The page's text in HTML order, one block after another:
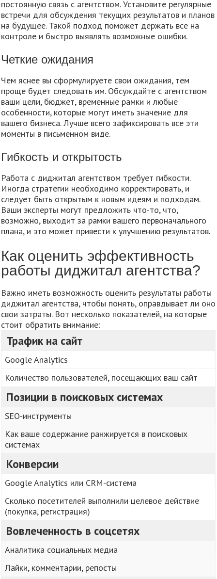
постоянную связь с агентством. Установите регулярные
встречи для обсуждения текущих результатов и планов
на будущее. Такой подход поможет держать все на
контроле и быстро выявлять возможные ошибки.
Четкие ожидания
Чем яснее вы сформулируете свои ожидания, тем
проще будет следовать им. Обсуждайте с агентством
ваши цели, бюджет, временные рамки и любые
особенности, которые могут иметь значение для
вашего бизнеса. Лучше всего зафиксировать все эти
моменты в письменном виде.
Гибкость и открытость
Работа с диджитал агентством требует гибкости.
Иногда стратегии необходимо корректировать, и
следует быть открытым к новым идеям и подходам.
Ваши эксперты могут предложить что-то, что,
возможно, выходит за рамки вашего первоначального
плана, и это может привести к улучшению результатов.
Как оценить эффективность
работы диджитал агентства?
Важно иметь возможность оценить результаты работы
диджитал агентства, чтобы понять, оправдывает ли оно
свои затраты. Вот несколько показателей, на которые
стоит обратить внимание:
Трафик на сайт
Google Analytics
Количество пользователей, посещающих ваш сайт
Позиции в поисковых системах
SEO-инструменты
Как ваше содержание ранжируется в поисковых
системах
Конверсии
Google Analytics или CRM-система
Сколько посетителей выполнили целевое действие
(покупка, регистрация)
Вовлеченность в соцсетях
Аналитика социальных медиа
Лайки, комментарии, репосты